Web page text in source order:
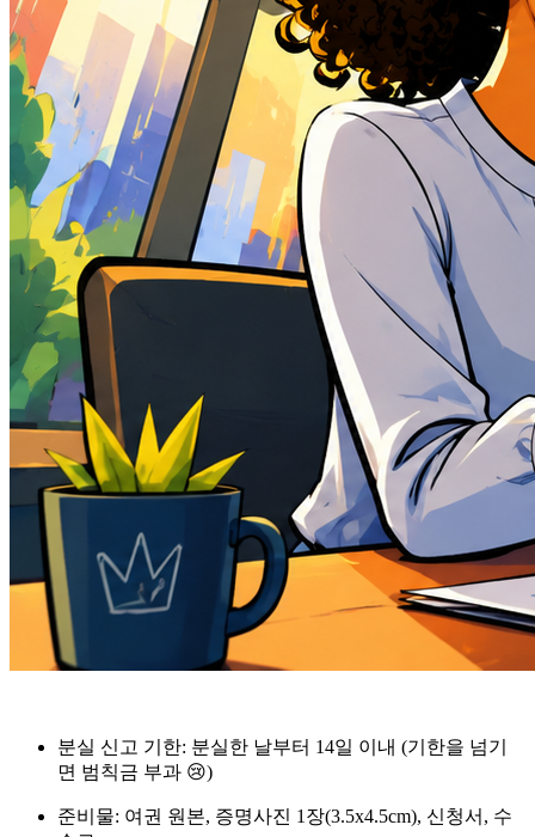
분실 신고 기한: 분실한 날부터 14일 이내 (기한을 넘기
면 범칙금 부과 😢)
준비물: 여권 원본, 증명사진 1장(3.5x4.5cm), 신청서, 수